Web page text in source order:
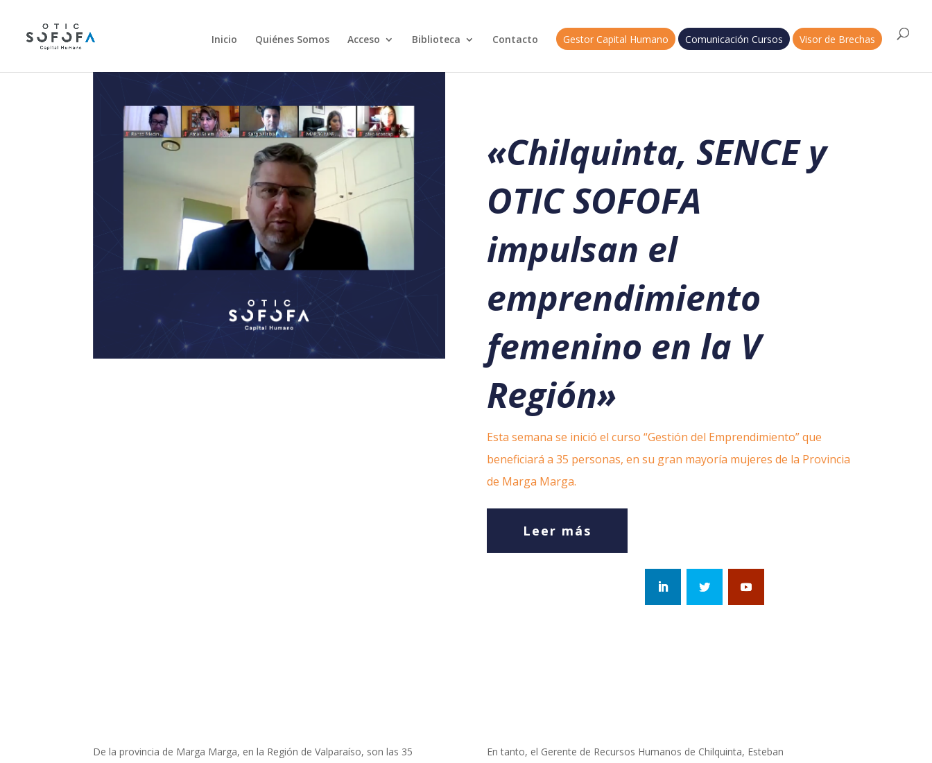
Inicio Quiénes Somos Acceso Biblioteca Contacto Gestor Capital Humano Comunicación Cursos Visor de Brechas
«Chilquinta, SENCE y
OTIC SOFOFA
impulsan el
emprendimiento
femenino en la V
Región»
Esta semana se inició el curso “Gestión del Emprendimiento” que
beneficiará a 35 personas, en su gran mayoría mujeres de la Provincia
de Marga Marga.
Leer más
De la provincia de Marga Marga, en la Región de Valparaíso, son las 35
En tanto, el Gerente de Recursos Humanos de Chilquinta, Esteban